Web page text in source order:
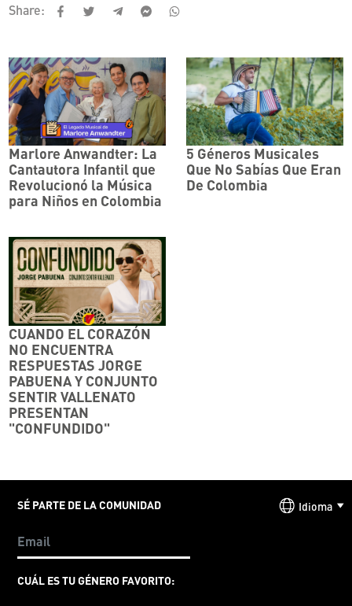
Share:
Marlore Anwandter: La
Cantautora Infantil que
Revolucionó la Música
para Niños en Colombia
5 Géneros Musicales
Que No Sabías Que Eran
De Colombia
CUANDO EL CORAZÓN
NO ENCUENTRA
RESPUESTAS JORGE
PABUENA Y CONJUNTO
SENTIR VALLENATO
PRESENTAN
"CONFUNDIDO"
SÉ PARTE DE LA COMUNIDAD
CUÁL ES TU GÉNERO FAVORITO:
Idioma